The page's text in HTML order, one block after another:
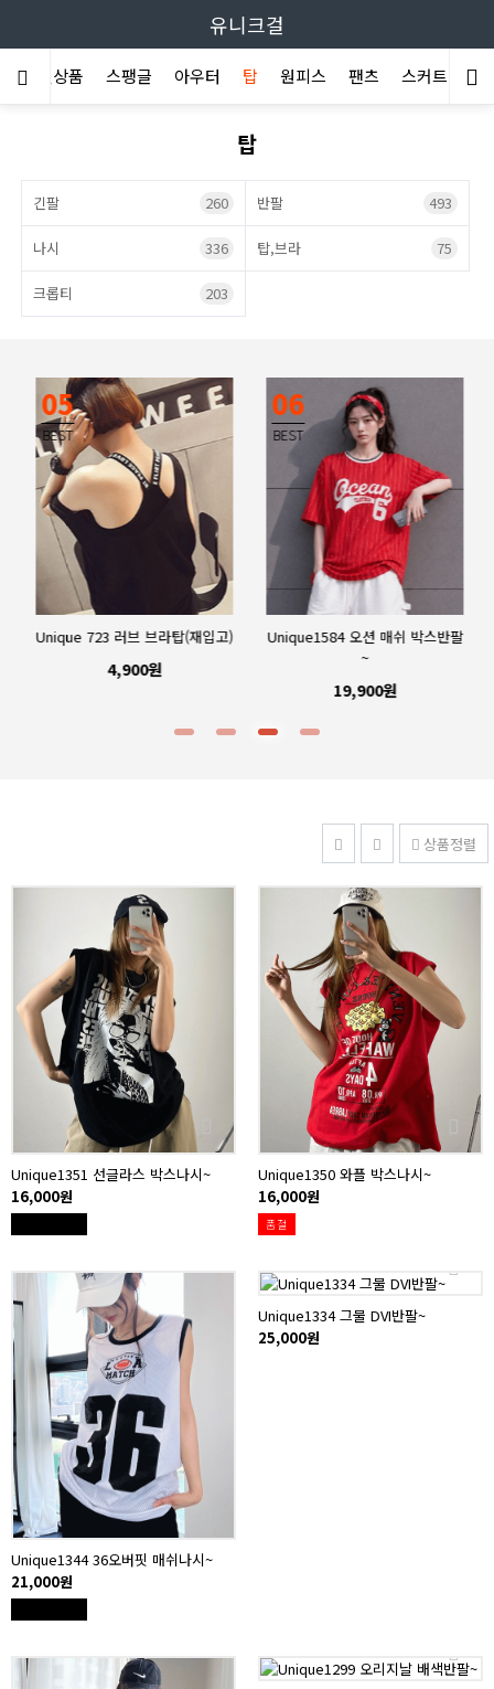
유니크걸
세일상품 스팽글 아우터 탑 원피스 팬츠 스커트 가
탑
긴팔 260 반팔 493
나시 336 탑,브라 75
크롭티 203
05
BEST
Unique 723 러브 브라탑(재입고)
4,900원
06
BEST
Unique1584 오션 매쉬 박스반팔
~
19,900원
상품정렬
Unique1351 선글라스 박스나시~
16,000원
Unique1350 와플 박스나시~
16,000원
품절
Unique1344 36오버핏 매쉬나시~
21,000원
Unique1334 그물 DVI반팔~
25,000원